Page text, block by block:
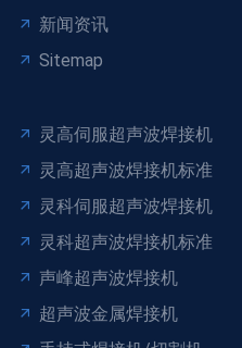
新闻资讯
Sitemap
灵高伺服超声波焊接机
灵高超声波焊接机标准
灵科伺服超声波焊接机
灵科超声波焊接机标准
声峰超声波焊接机
超声波金属焊接机